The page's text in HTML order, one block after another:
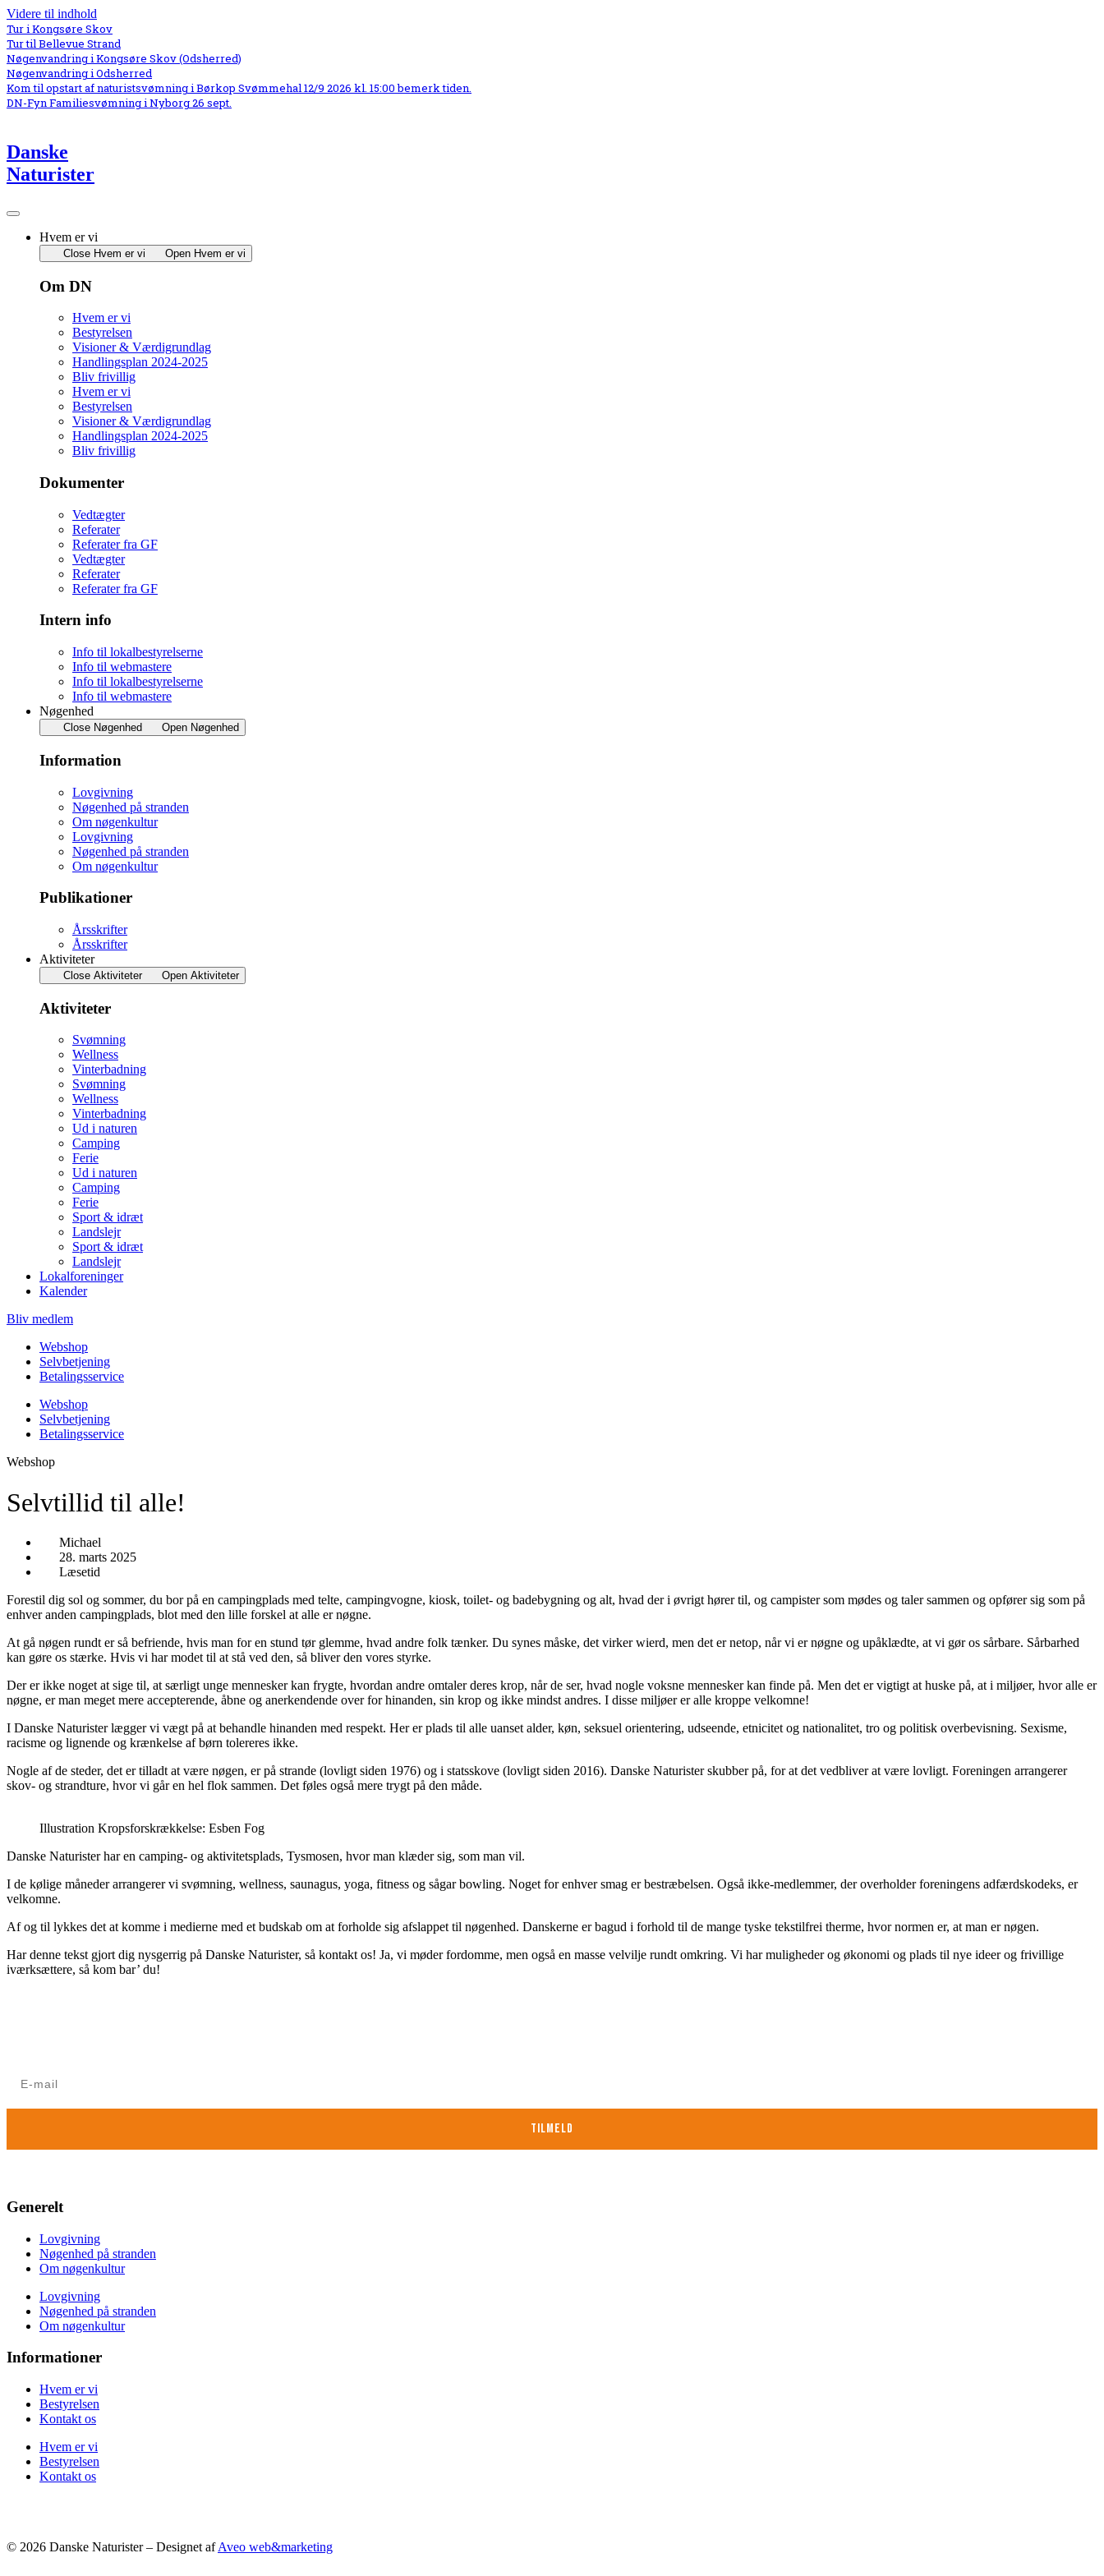
Videre til indhold
Tur i Kongsøre Skov
Tur til Bellevue Strand
Nøgenvandring i Kongsøre Skov (Odsherred)
Nøgenvandring i Odsherred
Kom til opstart af naturistsvømning i Børkop Svømmehal 12/9 2026 kl. 15:00 bemerk tiden.
DN-Fyn Familiesvømning i Nyborg 26 sept.
Danske
Naturister
Hvem er vi
Close Hvem er vi Open Hvem er vi
Om DN
Hvem er vi
Bestyrelsen
Visioner & Værdigrundlag
Handlingsplan 2024-2025
Bliv frivillig
Hvem er vi
Bestyrelsen
Visioner & Værdigrundlag
Handlingsplan 2024-2025
Bliv frivillig
Dokumenter
Vedtægter
Referater
Referater fra GF
Vedtægter
Referater
Referater fra GF
Intern info
Info til lokalbestyrelserne
Info til webmastere
Info til lokalbestyrelserne
Info til webmastere
Nøgenhed
Close Nøgenhed Open Nøgenhed
Information
Lovgivning
Nøgenhed på stranden
Om nøgenkultur
Lovgivning
Nøgenhed på stranden
Om nøgenkultur
Publikationer
Årsskrifter
Årsskrifter
Aktiviteter
Close Aktiviteter Open Aktiviteter
Aktiviteter
Svømning
Wellness
Vinterbadning
Svømning
Wellness
Vinterbadning
Ud i naturen
Camping
Ferie
Ud i naturen
Camping
Ferie
Sport & idræt
Landslejr
Sport & idræt
Landslejr
Lokalforeninger
Kalender
Bliv medlem
Webshop
Selvbetjening
Betalingsservice
Webshop
Selvbetjening
Betalingsservice
Webshop
Selvtillid til alle!
Michael
28. marts 2025
Læsetid
Forestil dig sol og sommer, du bor på en campingplads med telte, campingvogne, kiosk, toilet- og badebygning og alt, hvad der i øvrigt hører til, og campister som mødes og taler sammen og opfører sig som på
enhver anden campingplads, blot med den lille forskel at alle er nøgne.
At gå nøgen rundt er så befriende, hvis man for en stund tør glemme, hvad andre folk tænker. Du synes måske, det virker wierd, men det er netop, når vi er nøgne og upåklædte, at vi gør os sårbare. Sårbarhed
kan gøre os stærke. Hvis vi har modet til at stå ved den, så bliver den vores styrke.
Der er ikke noget at sige til, at særligt unge mennesker kan frygte, hvordan andre omtaler deres krop, når de ser, hvad nogle voksne mennesker kan finde på. Men det er vigtigt at huske på, at i miljøer, hvor alle er
nøgne, er man meget mere accepterende, åbne og anerkendende over for hinanden, sin krop og ikke mindst andres. I disse miljøer er alle kroppe velkomne!
I Danske Naturister lægger vi vægt på at behandle hinanden med respekt. Her er plads til alle uanset alder, køn, seksuel orientering, udseende, etnicitet og nationalitet, tro og politisk overbevisning. Sexisme,
racisme og lignende og krænkelse af børn tolereres ikke.
Nogle af de steder, det er tilladt at være nøgen, er på strande (lovligt siden 1976) og i statsskove (lovligt siden 2016). Danske Naturister skubber på, for at det vedbliver at være lovligt. Foreningen arrangerer
skov- og strandture, hvor vi går en hel flok sammen. Det føles også mere trygt på den måde.
Illustration Kropsforskrækkelse: Esben Fog
Danske Naturister har en camping- og aktivitetsplads, Tysmosen, hvor man klæder sig, som man vil.
I de kølige måneder arrangerer vi svømning, wellness, saunagus, yoga, fitness og sågar bowling. Noget for enhver smag er bestræbelsen. Også ikke-medlemmer, der overholder foreningens adfærdskodeks, er
velkomne.
Af og til lykkes det at komme i medierne med et budskab om at forholde sig afslappet til nøgenhed. Danskerne er bagud i forhold til de mange tyske tekstilfrei therme, hvor normen er, at man er nøgen.
Har denne tekst gjort dig nysgerrig på Danske Naturister, så kontakt os! Ja, vi møder fordomme, men også en masse velvilje rundt omkring. Vi har muligheder og økonomi og plads til nye ideer og frivillige
iværksættere, så kom bar’ du!
TILMELD
Generelt
Lovgivning
Nøgenhed på stranden
Om nøgenkultur
Lovgivning
Nøgenhed på stranden
Om nøgenkultur
Informationer
Hvem er vi
Bestyrelsen
Kontakt os
Hvem er vi
Bestyrelsen
Kontakt os
© 2026 Danske Naturister – Designet afAveo web&marketing